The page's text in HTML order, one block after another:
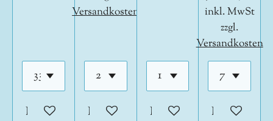
In den Warenkorb
Versandkosten
In den WarenkorbIn den Warenkorb
inkl. MwSt
zzgl.
Versandkosten
In den